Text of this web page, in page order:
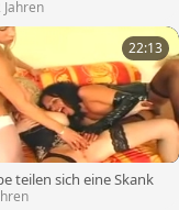
22:13
teilen sich eine Skank